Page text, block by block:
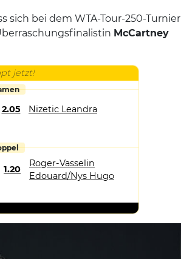
sich bei dem WTA-Tour-250-Turnier
McCartney
jetzt!
2.05 Nizetic Leandra
1.20
Roger-Vasselin
Edouard/Nys Hugo